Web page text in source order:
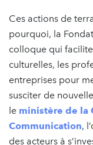
Ces actions de
pourquoi, la
colloque qui
culturelles, les
entreprises pour
susciter de
le ministère de la
Communication,
des acteurs à